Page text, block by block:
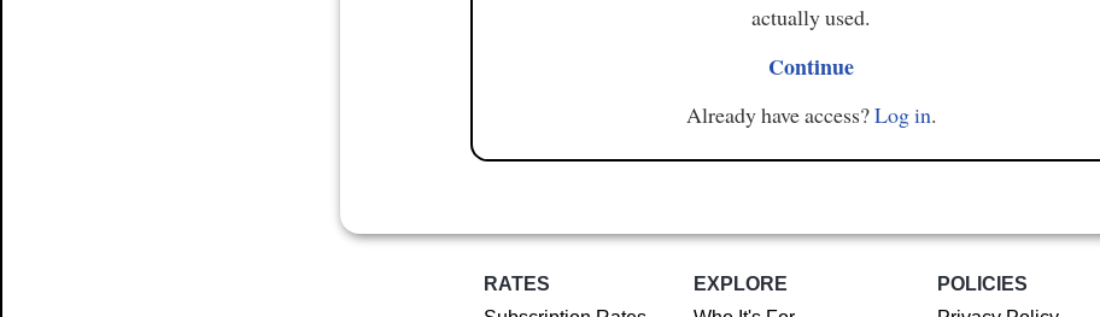
actually used.
Continue
Already have access?Log in.
RATES
EXPLORE
POLICIES